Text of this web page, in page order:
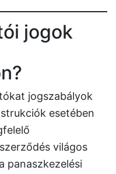
jogok
jogszabályok
esetében
világos
panaszkezelési